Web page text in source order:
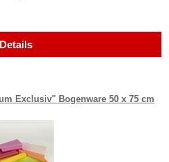
Details
Exclusiv" Bogenware 50 x 75 cm